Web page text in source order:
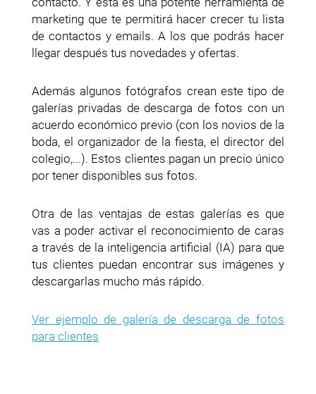
marketing que te permitirá hacer crecer tu lista
de contactos y emails. A los que podrás hacer
llegar después tus novedades y ofertas.
Además algunos fotógrafos crean este tipo de
galerías privadas de descarga de fotos con un
acuerdo económico previo (con los novios de la
boda, el organizador de la fiesta, el director del
colegio,...). Estos clientes pagan un precio único
por tener disponibles sus fotos.
Otra de las ventajas de estas galerías es que
vas a poder activar el reconocimiento de caras
a través de la inteligencia artificial (IA) para que
tus clientes puedan encontrar sus imágenes y
descargarlas mucho más rápido.
Ver ejemplo de galería de descarga de fotos
para clientes